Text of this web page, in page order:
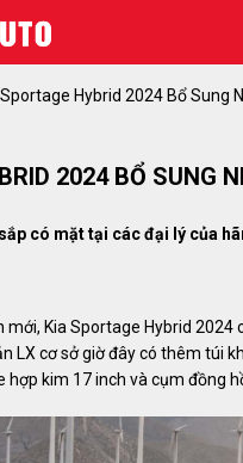
Sportage Hybrid 2024 Bổ Sung
2024 BỔ SUNG
có mặt tại các đại lý của
mới, Kia Sportage Hybrid
LX cơ sở giờ đây có thêm túi
kim 17 inch và cụm đồng